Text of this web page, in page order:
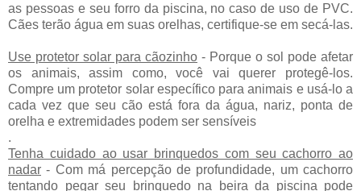
as pessoas e seu forro da piscina, no caso de uso de PVC.
Cães terão água em suas orelhas, certifique-se em secá-las.
Use protetor solar para cãozinho - Porque o sol pode afetar
os animais, assim como, você vai querer protegê-los.
Compre um protetor solar específico para animais e usá-lo a
cada vez que seu cão está fora da água, nariz, ponta de
orelha e extremidades podem ser sensíveis
.
Tenha cuidado ao usar brinquedos com seu cachorro ao
nadar - Com má percepção de profundidade, um cachorro
tentando pegar seu brinquedo na beira da piscina pode